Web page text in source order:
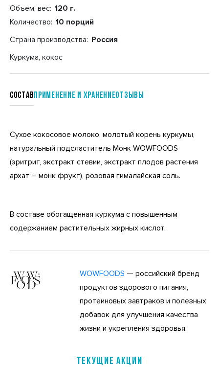
Объем, вес: 120 г.
Количество: 10 порций
Страна производства: Россия
Куркума, кокос
СоставПрименение и хранениеотзывы
Сухое кокосовое молоко, молотый корень куркумы,
натуральный подсластитель Монк WOWFOODS
(эритрит, экстракт стевии, экстракт плодов растения
архат – монк фрукт), розовая гималайская соль.
В составе обогащенная куркума с повышенным
содержанием растительных жирных кислот.
WOWFOODS — российский бренд
продуктов здорового питания,
протеиновых завтраков и полезных
добавок для улучшения качества
жизни и укрепления здоровья.
ТЕКУЩИЕ АКЦИИ